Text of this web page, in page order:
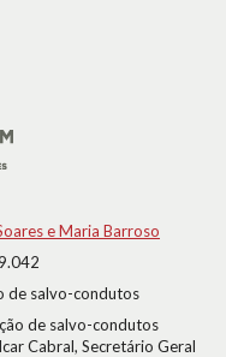
e Maria Barroso
de salvo-condutos
de salvo-condutos
Cabral, Secretário Geral